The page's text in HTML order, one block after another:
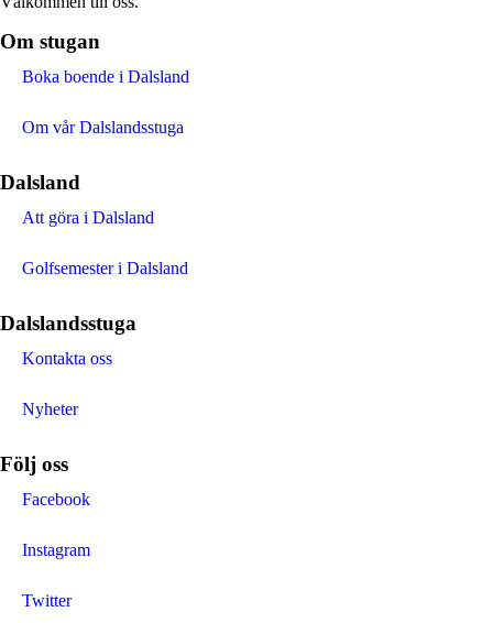
Om stugan
Boka boende i Dalsland
Om vår Dalslandsstuga
Dalsland
Att göra i Dalsland
Golfsemester i Dalsland
Dalslandsstuga
Kontakta oss
Nyheter
Följ oss
Facebook
Instagram
Twitter